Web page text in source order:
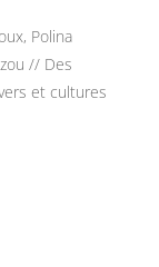
Polina
// Des
et cultures